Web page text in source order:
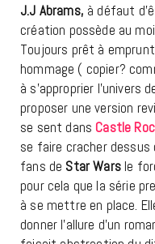
J.J Abrams, à défaut
création possède au
Toujours prêt à
hommage ( copier?
à s’approprier l’univers
proposer une version
se sent dans Castle
se faire cracher
fans de Star Warsle
pour cela que la série
à se mettre en place.
donner l’allure d’un